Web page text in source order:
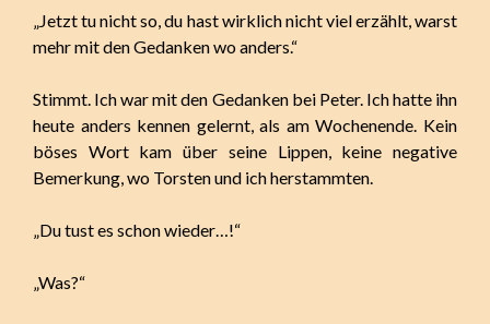
„Jetzt tu nicht so, du hast wirklich nicht viel erzählt, warst
mehr mit den Gedanken wo anders.“
Stimmt. Ich war mit den Gedanken bei Peter. Ich hatte ihn
heute anders kennen gelernt, als am Wochenende. Kein
böses Wort kam über seine Lippen, keine negative
Bemerkung, wo Torsten und ich herstammten.
„Du tust es schon wieder…!“
„Was?“